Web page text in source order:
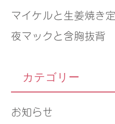
マイケルと生姜焼き
夜マックと含胸抜背
カテゴリー
お知らせ